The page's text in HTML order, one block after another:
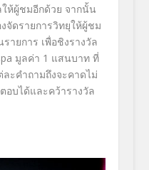
ห้ผู้ชมอีกด้วย จากนั้น
จัดรายการวิทยุให้ผู้ชม
รายการ เพื่อชิงรางวัล
มูลค่า 1 แสนบาท ที่
ะคำถามถึงจะคาดไม่
อบได้และคว้ารางวัล